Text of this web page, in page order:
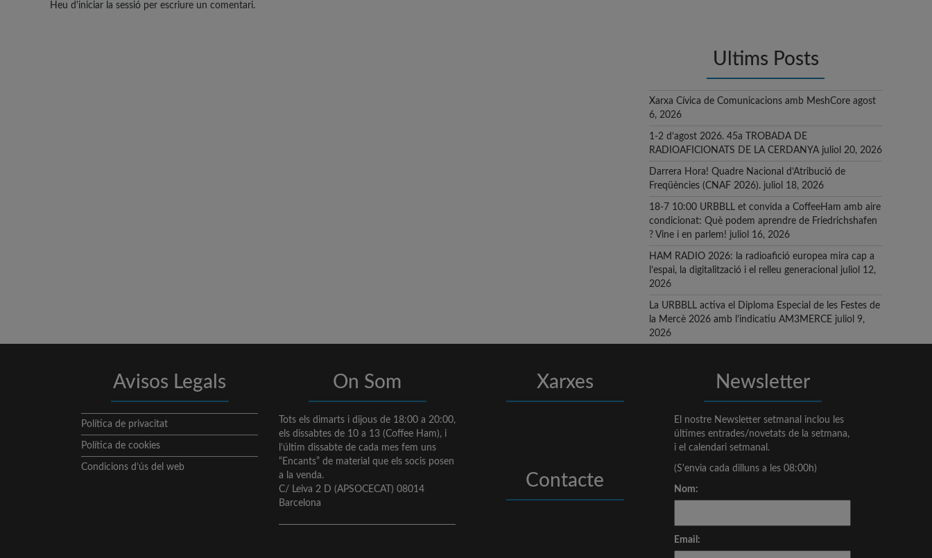
Heu d'iniciar la sessió per escriure un comentari.
Ultims Posts
Xarxa Cívica de Comunicacions amb MeshCore agost
6, 2026
1-2 d’agost 2026. 45a TROBADA DE
RADIOAFICIONATS DE LA CERDANYA juliol 20, 2026
Darrera Hora! Quadre Nacional d’Atribució de
Freqüències (CNAF 2026). juliol 18, 2026
18-7 10:00 URBBLL et convida a CoffeeHam amb aire
condicionat: Què podem aprendre de Friedrichshafen
? Vine i en parlem! juliol 16, 2026
HAM RADIO 2026: la radioafició europea mira cap a
l’espai, la digitalització i el relleu generacional
juliol 12,
2026
La URBBLL activa el Diploma Especial de les Festes de
la Mercè 2026 amb l’indicatiu AM3MERCE juliol 9,
2026
Avisos Legals
Política de privacitat
Política de cookies
Condicions d’ús del web
On Som
Tots els dimarts i dijous de 18:00 a 20:00,
els dissabtes de 10 a 13 (Coffee Ham), i
l’últim dissabte de cada mes fem uns
“Encants” de material que els socis posen
a la venda.
C/ Leiva 2 D (APSOCECAT) 08014
Barcelona
Xarxes
Contacte
Newsletter
El nostre Newsletter setmanal inclou les
últimes entrades/novetats de la setmana,
i el calendari setmanal.
(S'envia cada dilluns a les 08:00h)
Nom:
Email: